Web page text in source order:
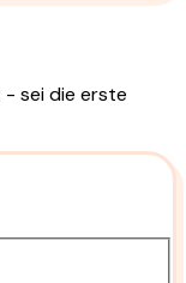
- sei die erste